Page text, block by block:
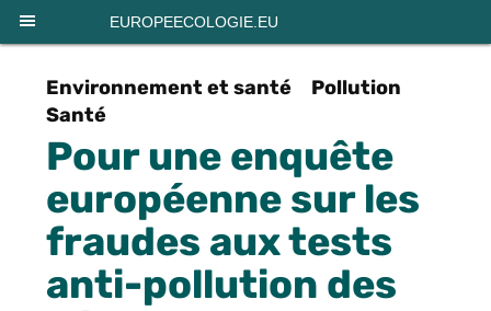
EUROPEECOLOGIE.EU
Environnement et santé
Pollution
Santé
Pour une enquête
européenne sur les
fraudes aux tests
anti-pollution des